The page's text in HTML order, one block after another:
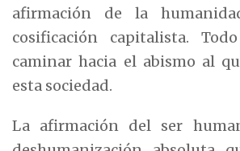
afirmación de la
cosificación capitalista.
caminar hacia el abismo al
esta sociedad.
La afirmación del ser